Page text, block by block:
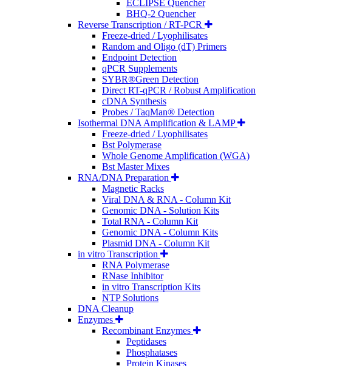
ECLIPSE Quencher
BHQ-2 Quencher
Reverse Transcription / RT-PCR
Freeze-dried / Lyophilisates
Random and Oligo (dT) Primers
Endpoint Detection
qPCR Supplements
SYBR®Green Detection
Direct RT-qPCR / Robust Amplification
cDNA Synthesis
Probes / TaqMan® Detection
Isothermal DNA Amplification & LAMP
Freeze-dried / Lyophilisates
Bst Polymerase
Whole Genome Amplification (WGA)
Bst Master Mixes
RNA/DNA Preparation
Magnetic Racks
Viral DNA & RNA - Column Kit
Genomic DNA - Solution Kits
Total RNA - Column Kit
Genomic DNA - Column Kits
Plasmid DNA - Column Kit
in vitro Transcription
RNA Polymerase
RNase Inhibitor
in vitro Transcription Kits
NTP Solutions
DNA Cleanup
Enzymes
Recombinant Enzymes
Peptidases
Phosphatases
Protein Kinases